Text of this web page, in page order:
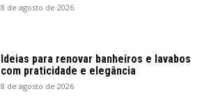
8 de agosto de 2026
Ideias para renovar banheiros e lavabos
com praticidade e elegância
8 de agosto de 2026